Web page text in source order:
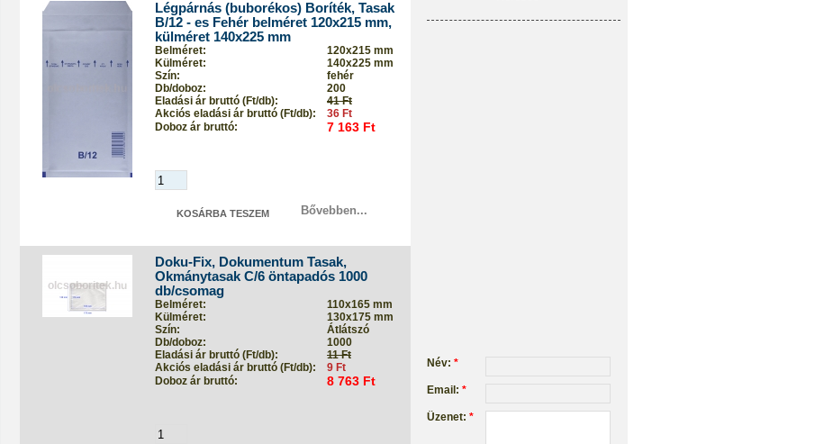
Légpárnás (buborékos) Boríték, Tasak
B/12 - es Fehér belméret 120x215 mm,
külméret 140x225 mm
Belméret:
120x215 mm
Külméret:
140x225 mm
Szín:
fehér
Db/doboz:
200
Eladási ár bruttó (Ft/db):
41 Ft
Akciós eladási ár bruttó (Ft/db):
36 Ft
Doboz ár bruttó:
7 163 Ft
Bővebben...
Doku-Fix, Dokumentum Tasak,
Okmánytasak C/6 öntapadós 1000
db/csomag
Belméret:
110x165 mm
Külméret:
130x175 mm
Szín:
Átlátszó
Db/doboz:
1000
Eladási ár bruttó (Ft/db):
11 Ft
Akciós eladási ár bruttó (Ft/db):
9 Ft
Doboz ár bruttó:
8 763 Ft
Név: *
Email: *
Üzenet: *